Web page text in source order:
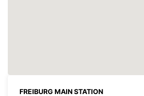
FREIBURG MAIN STATION